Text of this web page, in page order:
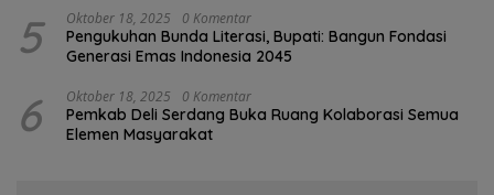
5 Oktober 18, 2025 0 Komentar
Pengukuhan Bunda Literasi, Bupati: Bangun Fondasi
Generasi Emas Indonesia 2045
6 Oktober 18, 2025 0 Komentar
Pemkab Deli Serdang Buka Ruang Kolaborasi Semua
Elemen Masyarakat